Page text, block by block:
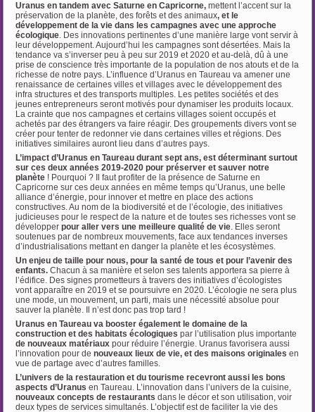
Uranus en tandem avec Saturne en Capricorne, mettent l’accent sur la
préservation de la planète, des forêts et des animaux, et le
développement de la vie dans les campagnes avec une approche
écologique. Des innovations pertinentes d’une manière large vont servir à
leur développement. Aujourd’hui les campagnes sont désertées. Mais la
tendance va s’inverser peu à peu sur 2019 et 2020 et au-delà, dû à une
prise de conscience très importante de la population de nos atouts et de la
richesse de notre pays. L’influence d’Uranus en Taureau va amener une
renaissance de certaines villes et villages avec le développement des
infra structures et des transports multiples. Les petites sociétés et des
jeunes entrepreneurs seront motivés pour dynamiser les produits locaux.
La crainte que nos campagnes et certains villages soient occupés et
achetés par des étrangers va faire réagir. Des groupements divers vont se
créer pour tenter de redonner vie dans certaines villes et régions. Des
initiatives similaires auront lieu dans d’autres pays.
L’impact d’Uranus en Taureau durant sept ans, est déterminant surtout
sur ces deux années 2019-2020 pour préserver et sauver notre
planète ! Pourquoi ? Il faut profiter de la présence de Saturne en
Capricorne sur ces deux années en même temps qu’Uranus, une belle
alliance d’énergie, pour innover et mettre en place des actions
constructives. Au nom de la biodiversité et de l’écologie, des initiatives
judicieuses pour le respect de la nature et de toutes ses richesses vont se
développerpour aller vers une meilleure qualité de vie. Elles seront
soutenues par de nombreux mouvements, face aux tendances inverses
d’industrialisations mettant en danger la planète et les écosystèmes.
Un enjeu de taille pour nous, pour la santé de tous et pour l’avenir des
enfants. Chacun à sa manière et selon ses talents apportera sa pierre à
l’édifice. Des signes prometteurs à travers des initiatives d’écologistes
vont apparaître en 2019 et se poursuivre en 2020. L’écologie ne sera plus
une mode, un mouvement, un parti, mais une nécessité absolue pour
sauver la planète. Il n’est donc pas trop tard !
Uranus en Taureau va booster également le domaine de la
construction et des habitats écologiques par l’utilisation plus importante
de nouveaux matériaux pour réduire l’énergie. Uranus favorisera aussi
l’innovation pour denouveaux lieux de vie, et des maisons originales en
vue de partage avec d’autres familles.
L’univers de la restauration et du tourisme recevront aussi les bons
aspects d’Uranus en Taureau. L’innovation dans l’univers de la cuisine,
nouveaux concepts de restaurants dans le décor et son utilisation, voir
deux types de services simultanés. L’objectif est de faciliter la vie des